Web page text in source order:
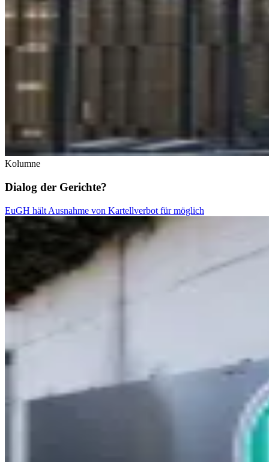
Kolumne
Dialog der Gerichte?
EuGH hält Ausnahme von Kartellverbot für möglich